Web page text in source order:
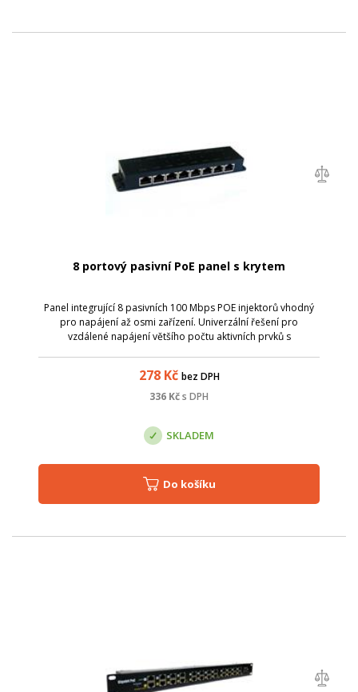
8 portový pasivní PoE panel s krytem
Panel integrující 8 pasivních 100 Mbps POE injektorů vhodný
pro napájení až osmi zařízení. Univerzální řešení pro
vzdálené napájení většího počtu aktivních prvků s
278Kč bez DPH
336 Kčs DPH
SKLADEM
Do košíku